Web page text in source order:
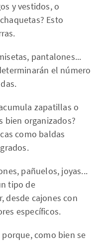
y vestidos, o
Esto
pantalones...
el número
zapatillas o
bien organizados?
como baldas
pañuelos, joyas...
tipo de
desde cajones con
específicos.
como bien se